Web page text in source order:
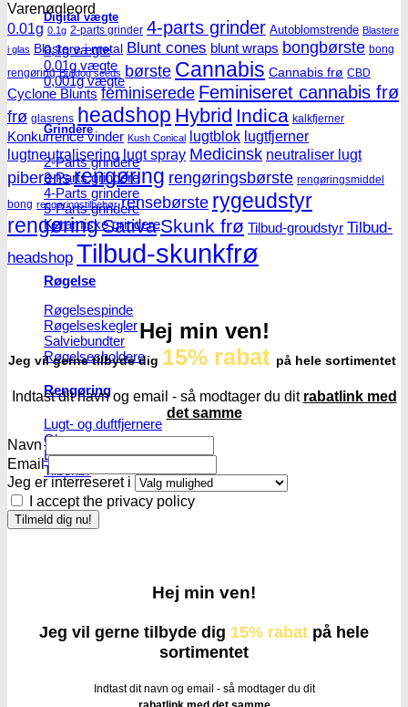
Digital vægte
0,1g vægte
0,01g vægte
0,001g vægte
Grindere
2-Parts grindere
3-Parts grindere
4-Parts grindere
5-Parts grindere
Keramiske grindere
Røgelse
Røgelsespinde
Røgelseskegler
Salviebundter
Røgelsesholdere
Rengøring
Lugt- og duftfjernere
Glasrens
Børster
Tilbehør
Varenøgleord
0.01g 0.1g 2-parts grinder 4-parts grinder Autoblomstrende Blastere
i glas Blastere i metal Blunt cones blunt wraps bongbørste bong
rengøring Bulldog seeds børste Cannabis Cannabis frø CBD
Cyclone Blunts feminiserede Feminiseret cannabis frø
frø glasrens headshop Hybrid Indica kalkfjerner
Konkurrence vinder Kush Conical lugtblok lugtfjerner
lugtneutralisering lugt spray Medicinsk neutraliser lugt
piberens rengøring rengøringsbørste rengøringsmiddel
bong rengøringstilbehør rensebørste rygeudstyr
rengøringSativa Skunk frø Tilbud-groudstyr Tilbud-
headshop Tilbud-skunkfrø
Hej min ven!
Jeg vil gerne tilbyde dig 15% rabat på hele sortimentet
Indtast dit navn og email - så modtager du dit rabatlink med
det samme
Navn
Email
Jeg er interreseret i
I accept the privacy policy
Hej min ven!
Jeg vil gerne tilbyde dig 15% rabat på hele
sortimentet
Indtast dit navn og email - så modtager du dit